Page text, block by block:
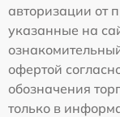
авторизации от
указанные на
офертой
обозначения
только в